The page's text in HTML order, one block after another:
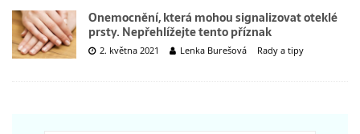
Onemocnění, která mohou signalizovat oteklé
prsty. Nepřehlížejte tento příznak
2. května 2021 Lenka Burešová Rady a tipy